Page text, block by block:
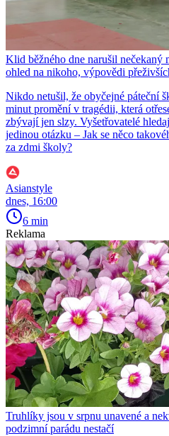
Klid běžného dne narušil nečekaný
ohled na nikoho, výpovědi
Nikdo netušil, že obyčejné páteční
minut promění v tragédii, která
zbývají jen slzy. Vyšetřovatelé
jedinou otázku – Jak se něco
za zdmi školy?
Asianstyle
dnes, 16:00
6 min
Reklama
Truhlíky jsou v srpnu unavené a
podzimní parádu nestačí